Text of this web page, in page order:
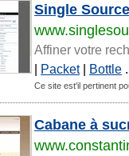
Single
Affiner votre
| Packet| Bottle
Ce site est'il pertinent
Cabane à